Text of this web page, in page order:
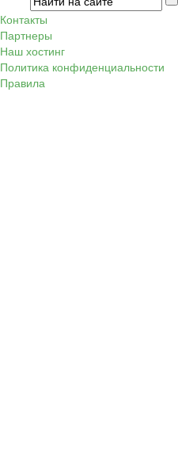
Контакты
Партнеры
Наш хостинг
Политика конфиденциальности
Правила